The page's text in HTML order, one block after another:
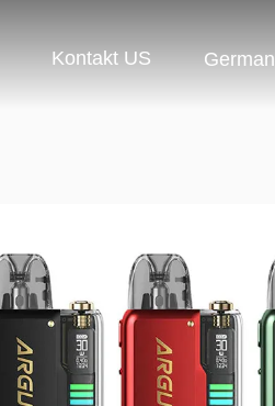
Kontakt US German